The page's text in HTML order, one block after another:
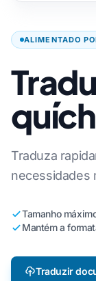
ALIMENTADO
Traduza
necessidades
Tamanho
Mantém a
Traduzir